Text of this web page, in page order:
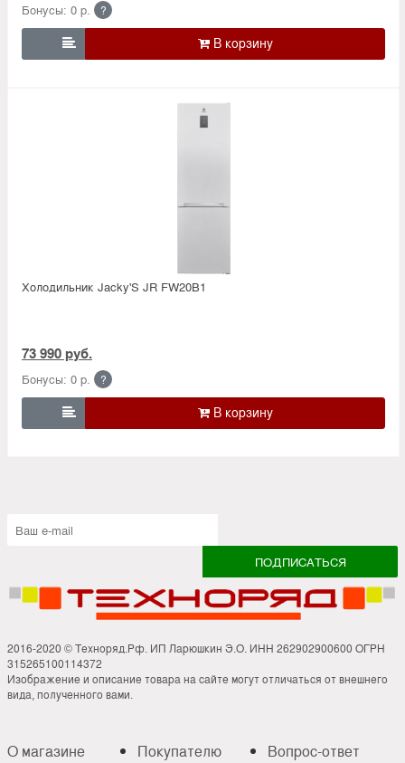
Бонусы: 0 р. ?

Холодильник Jacky'S JR FW20B1
73 990 руб.
Бонусы: 0 р. ?

2016-2020 © Техноряд.Рф. ИП Ларюшкин Э.О. ИНН 262902900600 ОГРН
315265100114372
Изображение и описание товара на сайте могут отличаться от внешнего
вида, полученного вами.
О магазине
Покупателю
Вопрос-ответ